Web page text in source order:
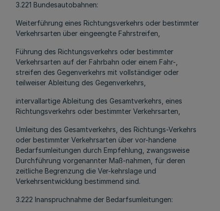
3.221 Bundesautobahnen:
Weiterführung eines Richtungsverkehrs oder bestimmter
Verkehrsarten über eingeengte Fahrstreifen,
Führung des Richtungsverkehrs oder bestimmter
Verkehrsarten auf der Fahrbahn oder einem Fahr-,
streifen des Gegenverkehrs mit vollständiger oder
teilweiser Ableitung des Gegenverkehrs,
intervallartige Ableitung des Gesamtverkehrs, eines
Richtungsverkehrs oder bestimmter Verkehrsarten,
Umleitung des Gesamtverkehrs, des Richtungs-Verkehrs
oder bestimmter Verkehrsarten über vor-handene
Bedarfsumleitungen durch Empfehlung, zwangsweise
Durchführung vorgenannter Maß-nahmen, für deren
zeitliche Begrenzung die Ver-kehrslage und
Verkehrsentwicklung bestimmend sind.
3.222 Inanspruchnahme der Bedarfsumleitungen: